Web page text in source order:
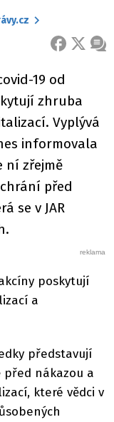
FACEBOOK
X
19 od
zhruba
Vyplývá
informovala
ní zřejmě
před
se v JAR
poskytují
a
představují
nákazou a
které vědci v